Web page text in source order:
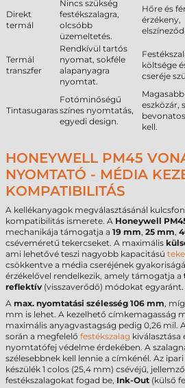
Direkt
termál
Nincs szükség
festékszalagra,
olcsóbb
üzemeltetés.
Hőre és
érzékeny,
Termál
transzfer
Rendkívül tartós
nyomat, sokféle
alapanyagra
nyomtat.
költsége
cseréje
Tintasugaras
Fotóminőségű
színes nyomtatás,
egyedi design.
Magasabb
eszközár,
kell.
HONEYWELL PM45
NYOMTATÓ - MÉDIA
KOMPATIBILITÁS
A kellékanyagok megválasztásánál
kompatibilitás ismerete. A Honeywell
mechanikája támogatja a 19 mm, 25 mm,
cséveméretű tekercseket. A maximális
ami lehetővé teszi nagyobb kapacitású
csökkentve a média cseréjének
érzékelővel rendelkezik, amely támogatja a
reflektív (visszaverődő) módokat egyaránt.
A max. nyomtatási szélesség 106 mm,
mm is lehet. A kezelhető címkemagasság
maximális anyagvastagság pedig 0,26 mil.
során a megfelelő festékszalag kiválasztása
nyomtatófej védelme érdekében. A
szélesebbnek kell lennie a címkénél. Az
készülék 1 colos (25,4 mm) csévéjű,
festékszalagokat fogad be, Ink-Out (külső